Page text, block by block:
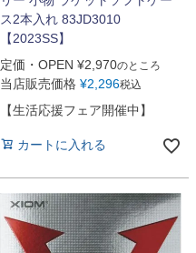
ス2本入れ 83JD3010
【2023SS】
定価・OPEN ¥2,970のところ
当店販売価格 ¥2,296税込
【生活応援フェア開催中】
カートに入れる